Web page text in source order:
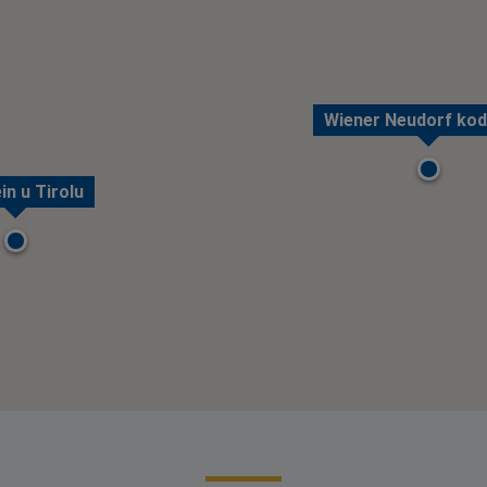
Wiener Neudorf
u Tirolu